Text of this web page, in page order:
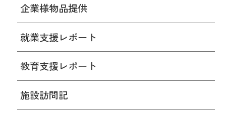
企業様物品提供
就業支援レポート
教育支援レポート
施設訪問記